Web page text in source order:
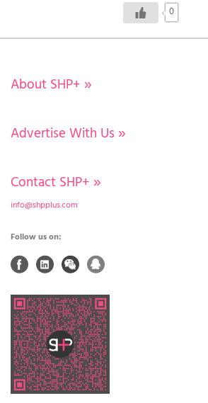
0
About SHP+ »
Advertise With Us »
Contact SHP+ »
info@shpplus.com
Follow us on: